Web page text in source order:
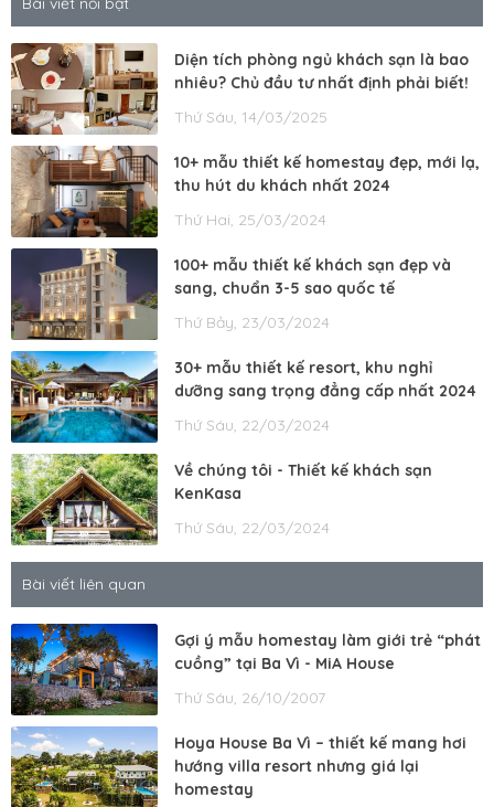
Diện tích phòng ngủ khách sạn là bao
nhiêu? Chủ đầu tư nhất định phải biết!
Thứ Sáu, 14/03/2025
10+ mẫu thiết kế homestay đẹp, mới lạ,
thu hút du khách nhất 2024
Thứ Hai, 25/03/2024
100+ mẫu thiết kế khách sạn đẹp và
sang, chuẩn 3-5 sao quốc tế
Thứ Bảy, 23/03/2024
30+ mẫu thiết kế resort, khu nghỉ
dưỡng sang trọng đẳng cấp nhất 2024
Thứ Sáu, 22/03/2024
Về chúng tôi - Thiết kế khách sạn
KenKasa
Thứ Sáu, 22/03/2024
Bài viết liên quan
Gợi ý mẫu homestay làm giới trẻ “phát
cuồng” tại Ba Vì - MiA House
Thứ Sáu, 26/10/2007
Hoya House Ba Vì – thiết kế mang hơi
hướng villa resort nhưng giá lại
homestay